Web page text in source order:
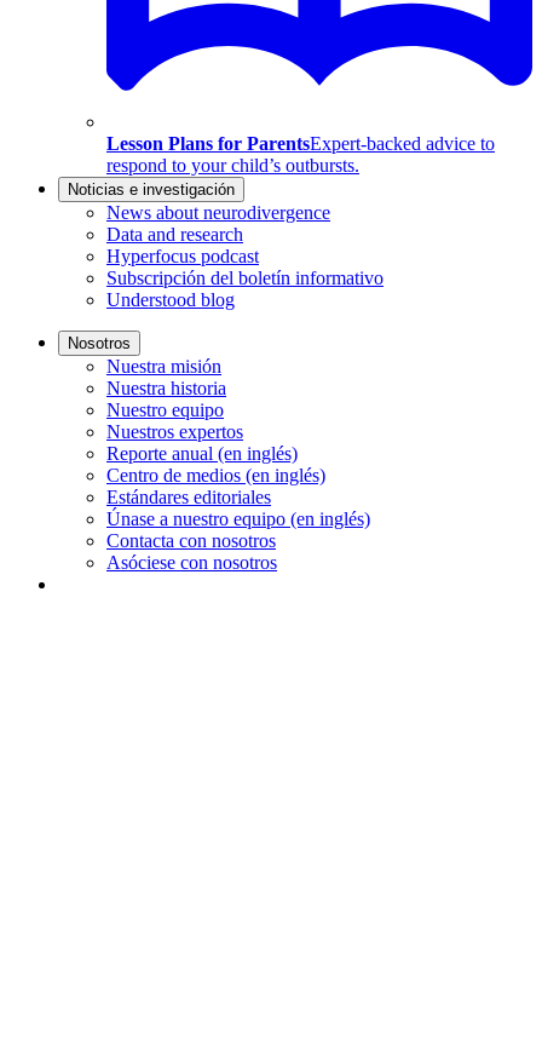
Lesson Plans for ParentsExpert-backed advice to
respond to your child’s outbursts.
Noticias e investigación
News about neurodivergence
Data and research
Hyperfocus podcast
Subscripción del boletín informativo
Understood blog
Nosotros
Nuestra misión
Nuestra historia
Nuestro equipo
Nuestros expertos
Reporte anual (en inglés)
Centro de medios (en inglés)
Estándares editoriales
Únase a nuestro equipo (en inglés)
Contacta con nosotros
Asóciese con nosotros